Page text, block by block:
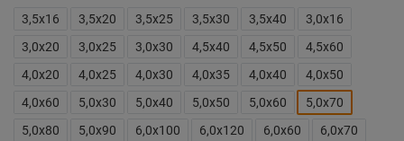
Link
auf
derselben
Seite.
3,5x16 3,5x20 3,5x25 3,5x30 3,5x40
3,0x16
3,0x20
3,0x25 3,0x30 4,5x40 4,5x50
4,5x60
4,0x20
4,0x25 4,0x30 4,0x35 4,0x40
4,0x50
4,0x60
5,0x30 5,0x40 5,0x50 5,0x60
5,0x70
5,0x80
5,0x90 6,0x100 6,0x120 6,0x60
6,0x70